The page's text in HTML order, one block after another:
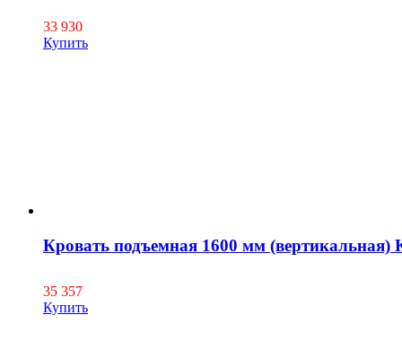
33 930
Купить
Кровать подъемная 1600 мм (вертикальная)
35 357
Купить